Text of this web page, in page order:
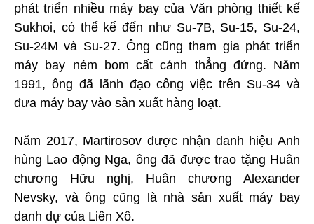
phát triển nhiều máy bay của Văn phòng thiết kế
Sukhoi, có thể kể đến như Su-7B, Su-15, Su-24,
Su-24M và Su-27. Ông cũng tham gia phát triển
máy bay ném bom cất cánh thẳng đứng. Năm
1991, ông đã lãnh đạo công việc trên Su-34 và
đưa máy bay vào sản xuất hàng loạt.
Năm 2017, Martirosov được nhận danh hiệu Anh
hùng Lao động Nga, ông đã được trao tặng Huân
chương Hữu nghị, Huân chương Alexander
Nevsky, và ông cũng là nhà sản xuất máy bay
danh dự của Liên Xô.